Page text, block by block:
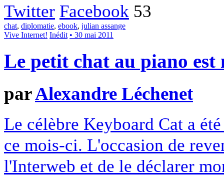
Twitter Facebook 53
chat, diplomatie, ebook, julian assange
Vive Internet! Inédit • 30 mai 2011
Le petit chat au piano est
parAlexandre Léchenet
Le célèbre Keyboard Cat a
ce mois-ci. L'occasion de
l'Interweb et de le déclarer